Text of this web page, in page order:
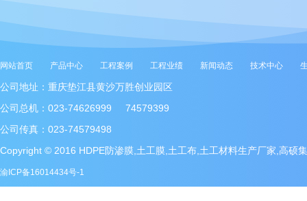
网站首页 产品中心 工程案例 工程业绩 新闻动态 技术中心
公司地址：重庆垫江县黄沙万胜创业园区
公司总机：023-74626999 74579399
公司传真：023-74579498
Copyright © 2016 HDPE防渗膜,土工膜,土工布,土工材料生产厂家,高硕
渝ICP备16014434号-1